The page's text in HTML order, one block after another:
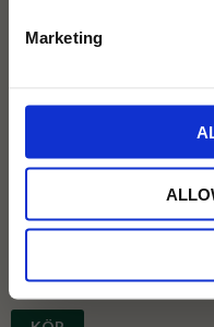
Marketing
Kaffeburk Strandtur Orange
Mumin kaffeburk i orange nyans
stranden. Perfekt att förvara ditt
* Rabatten gäller endast